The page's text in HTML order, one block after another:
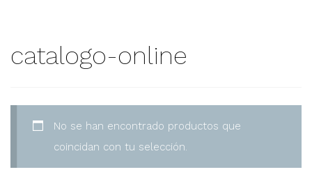
catalogo-online
No se han encontrado productos que
coincidan con tu selección.